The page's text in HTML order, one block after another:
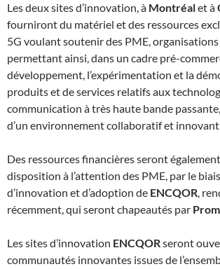
Les deux sites d’innovation, à Montréalet à
fourniront du matériel et des ressources
5G voulant soutenir des PME,
permettant ainsi, dans un cadre pré-
développement, l’expérimentation et la
produits et de services relatifs aux
communication à très haute bande
d’un environnement collaboratif et
Des ressources financières seront
disposition à l’attention des PME, par le
d’innovation et d’adoption de ENCQOR,
récemment, qui seront chapeautés par
Les sites d’innovation ENCQORseront
communautés innovantes issues de